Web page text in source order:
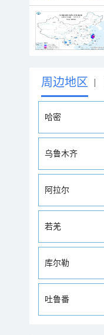
周边地区 |
哈密
乌鲁木齐
阿拉尔
若羌
库尔勒
吐鲁番